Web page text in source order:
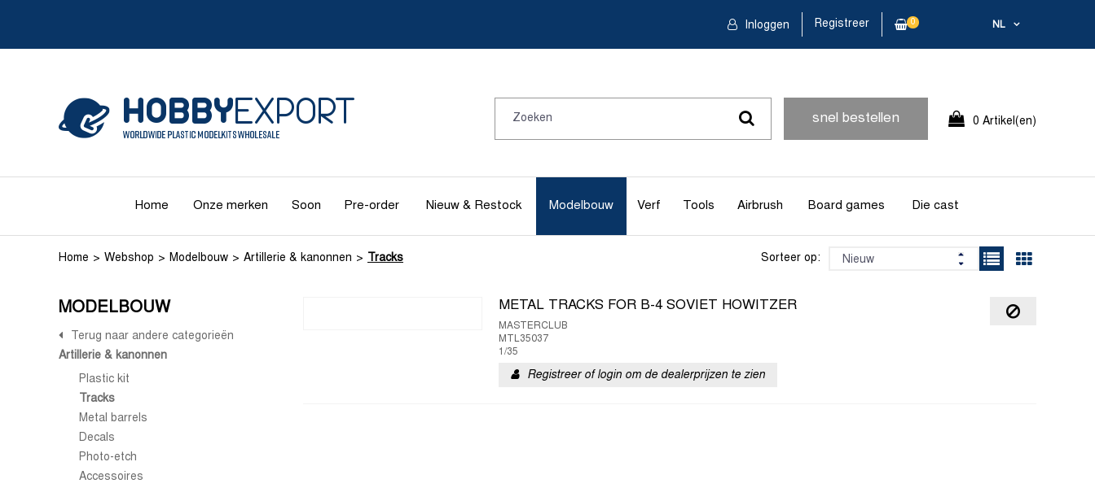
NL
Inloggen Registreer 0
snel bestellen 0 Artikel(en)
Home Onze merken Soon Pre-order Nieuw & Restock Modelbouw Verf Tools Airbrush Board games Die cast
Home Webshop Modelbouw Artillerie & kanonnen Tracks Sorteer op:
MODELBOUW
Terug naar andere categorieën
Artillerie & kanonnen
Plastic kit
Tracks
Metal barrels
Decals
Photo-etch
Accessoires
METAL TRACKS FOR B-4 SOVIET HOWITZER
MASTERCLUB
MTL35037
1/35
Registreer of login om de dealerprijzen te zien